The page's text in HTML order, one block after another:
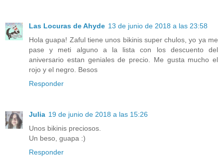
Las Locuras de Ahyde 13 de junio de 2018 a las 23:58
Hola guapa! Zaful tiene unos bikinis super chulos, yo ya me
pase y meti alguno a la lista con los descuento del
aniversario estan geniales de precio. Me gusta mucho el
rojo y el negro. Besos
Responder
Julia 19 de junio de 2018 a las 15:26
Unos bikinis preciosos.
Un beso, guapa :)
Responder